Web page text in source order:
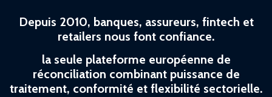
Depuis 2010, banques, assureurs, fintech et
retailers nous font confiance.
la seule plateforme européenne de
réconciliation combinant puissance de
traitement, conformité et flexibilité sectorielle.